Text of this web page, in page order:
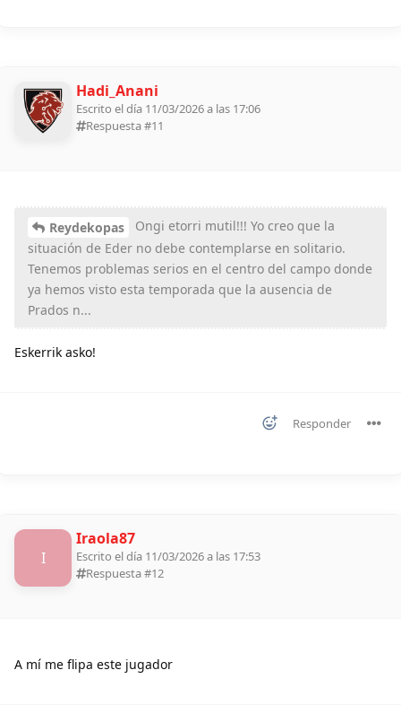
Hadi_Anani
Escrito el día 11/03/2026 a las 17:06
Respuesta #11
Reydekopas
Ongi etorri mutil!!! Yo creo que la
situación de Eder no debe contemplarse en solitario.
Tenemos problemas serios en el centro del campo donde
ya hemos visto esta temporada que la ausencia de
Prados n...
Eskerrik asko!
Responder
I
Iraola87
Escrito el día 11/03/2026 a las 17:53
Respuesta #12
A mí me flipa este jugador